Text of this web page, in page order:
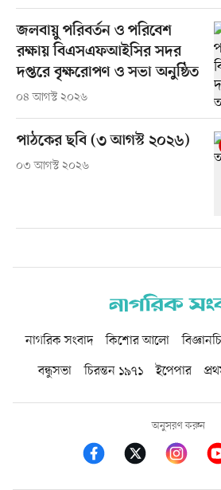
জলবায়ু পরিবর্তন ও পরিবেশ
রক্ষায় বিএসএফআইসির সদর
দপ্তরে বৃক্ষরোপণ ও সভা অনুষ্ঠিত
০৪ আগস্ট ২০২৬
পাঠকের ছবি (৩ আগস্ট ২০২৬)
০৩ আগস্ট ২০২৬
নাগরিক সংবাদ কিশোর আলো
বন্ধুসভা
চিরন্তন ১৯৭১ ইপেপার
অনুসরণ করুন